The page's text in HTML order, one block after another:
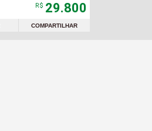
R$ 29.800
COMPARTILHAR